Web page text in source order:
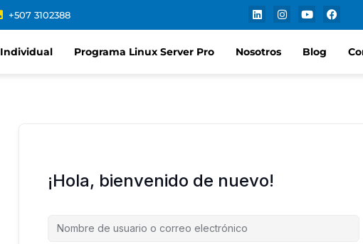
+507 3102388
Individual Programa Linux Server Pro Nosotros Blog
¡Hola, bienvenido de nuevo!